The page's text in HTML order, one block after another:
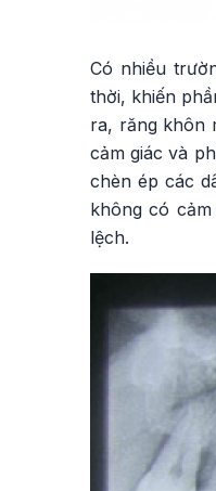
Có nhiều
thời, khiến
ra, răng khôn
cảm giác và
chèn ép các
không có
lệch.